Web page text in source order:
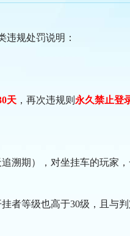
违规处罚说明：
天 ，再次违规则 永久禁止登
期），对坐挂车的玩家
者等级也高于30级，且与